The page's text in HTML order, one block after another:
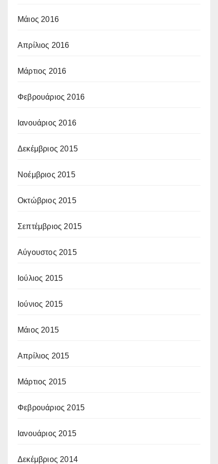
Μάιος 2016
Απρίλιος 2016
Μάρτιος 2016
Φεβρουάριος 2016
Ιανουάριος 2016
Δεκέμβριος 2015
Νοέμβριος 2015
Οκτώβριος 2015
Σεπτέμβριος 2015
Αύγουστος 2015
Ιούλιος 2015
Ιούνιος 2015
Μάιος 2015
Απρίλιος 2015
Μάρτιος 2015
Φεβρουάριος 2015
Ιανουάριος 2015
Δεκέμβριος 2014